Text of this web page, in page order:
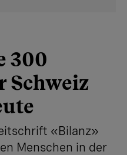
300
Schweiz
«Bilanz»
Menschen in der